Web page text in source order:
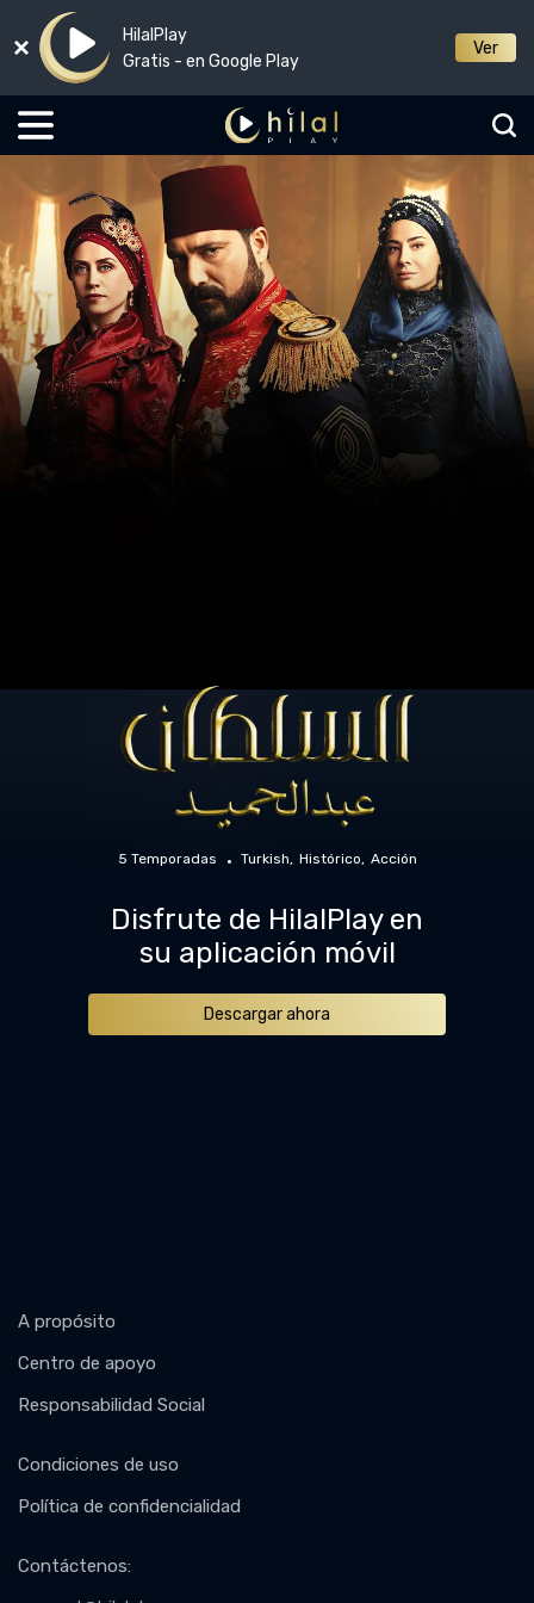
HilalPlay
Gratis - en Google Play
Ver
5 Temporadas Turkish Histórico Acción
Disfrute de HilalPlay en
su aplicación móvil
Descargar ahora
A propósito
Centro de apoyo
Responsabilidad Social
Condiciones de uso
Política de confidencialidad
Contáctenos: